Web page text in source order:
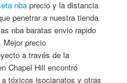
nba precio y la distancia
penetrar a nuestra tienda
nba baratas envio rapido
Mejor precio
a través de la
Chapel Hill encontró
tóxicos isocianatos y otras